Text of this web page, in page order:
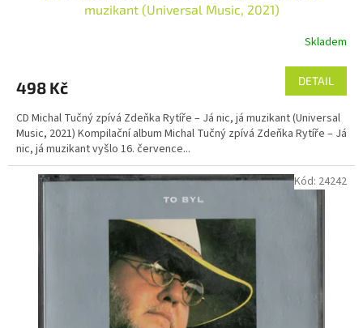
muzikant (Universal Music, 2021)
Skladem
498 Kč DETAIL
CD Michal Tučný zpívá Zdeňka Rytíře – Já nic, já muzikant (Universal
Music, 2021) Kompilační album Michal Tučný zpívá Zdeňka Rytíře – Já
nic, já muzikant vyšlo 16. července...
Kód: 24242